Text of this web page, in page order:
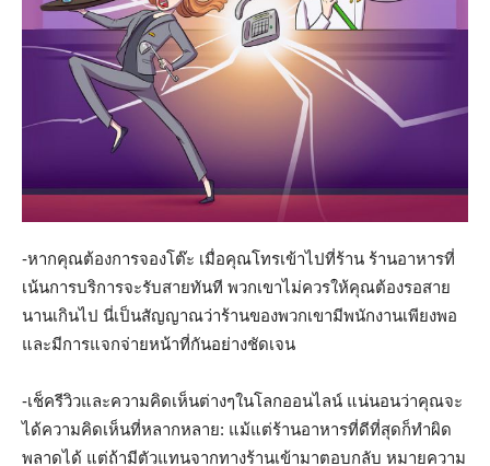
-หากคุณต้องการจองโต๊ะ เมื่อคุณโทรเข้าไปที่ร้าน ร้านอาหารที่
เน้นการบริการจะรับสายทันที พวกเขาไม่ควรให้คุณต้องรอสาย
นานเกินไป นี่เป็นสัญญาณว่าร้านของพวกเขามีพนักงานเพียงพอ
และมีการแจกจ่ายหน้าที่กันอย่างชัดเจน
-เช็ครีวิวและความคิดเห็นต่างๆในโลกออนไลน์ แน่นอนว่าคุณจะ
ได้ความคิดเห็นที่หลากหลาย: แม้แต่ร้านอาหารที่ดีที่สุดก็ทำผิด
พลาดได้ แต่ถ้ามีตัวแทนจากทางร้านเข้ามาตอบกลับ หมายความ